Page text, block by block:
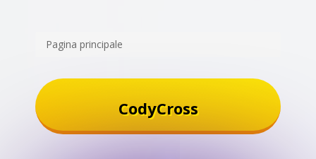
Pagina principale
CodyCross